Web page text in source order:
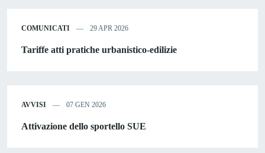
COMUNICATI 29 APR 2026
Tariffe atti pratiche urbanistico-edilizie
AVVISI 07 GEN 2026
Attivazione dello sportello SUE